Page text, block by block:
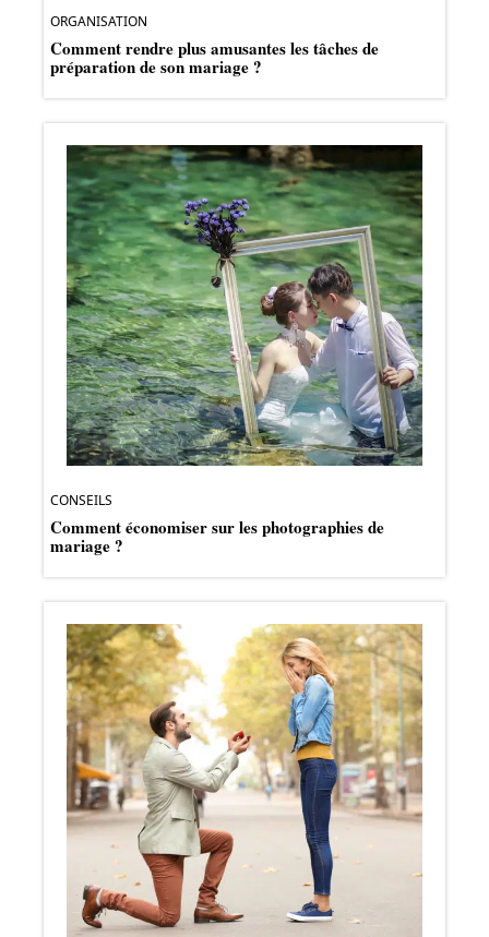
ORGANISATION
Comment rendre plus amusantes les tâches de
préparation de son mariage ?
CONSEILS
Comment économiser sur les photographies de
mariage ?